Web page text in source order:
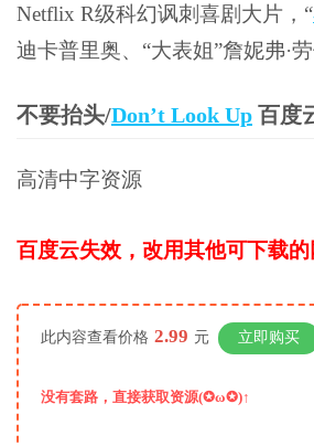
Netflix R级科幻讽刺喜剧大片，“
迪卡普里奥、“大表姐”詹妮弗·
不要抬头/Don’t Look Up 百度
高清中字资源
百度云失效，改用其他可下载
此内容查看价格 2.99 元 立即购买
没有套路，直接获取资源(✪ω✪)↑